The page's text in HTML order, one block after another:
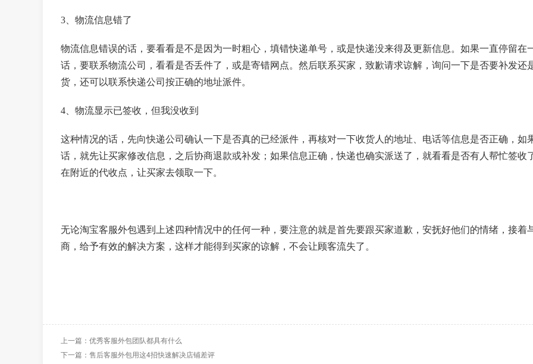
3、物流信息错了
物流信息错误的话，要看看是不是因为一时粗心，填错快递单号，或是快递没来得及更新信息。如果一直停留在
话，要联系物流公司，看看是否丢件了，或是寄错网点。然后联系买家，致歉请求谅解，询问一下是否要补发还
货，还可以联系快递公司按正确的地址派件。
4、物流显示已签收，但我没收到
这种情况的话，先向快递公司确认一下是否真的已经派件，再核对一下收货人的地址、电话等信息是否正确，如
话，就先让买家修改信息，之后协商退款或补发；如果信息正确，快递也确实派送了，就看看是否有人帮忙签收
在附近的代收点，让买家去领取一下。
无论淘宝客服外包遇到上述四种情况中的任何一种，要注意的就是首先要跟买家道歉，安抚好他们的情绪，接着
商，给予有效的解决方案，这样才能得到买家的谅解，不会让顾客流失了。
上一篇：优秀客服外包团队都具有什么
下一篇：售后客服外包用这4招快速解决店铺差评